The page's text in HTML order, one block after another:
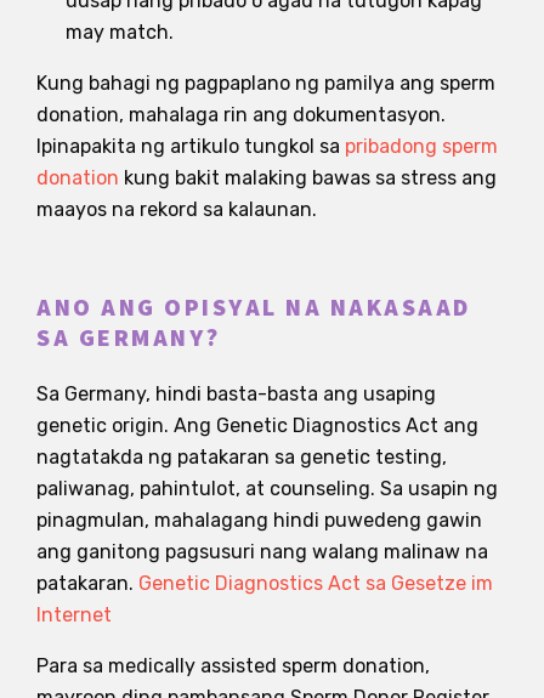
may match.
Kung bahagi ng pagpaplano ng pamilya ang sperm
donation, mahalaga rin ang dokumentasyon.
Ipinapakita ng artikulo tungkol sa pribadong sperm
donation kung bakit malaking bawas sa stress ang
maayos na rekord sa kalaunan.
ANO ANG OPISYAL NA NAKASAAD
SA GERMANY?
Sa Germany, hindi basta-basta ang usaping
genetic origin. Ang Genetic Diagnostics Act ang
nagtatakda ng patakaran sa genetic testing,
paliwanag, pahintulot, at counseling. Sa usapin ng
pinagmulan, mahalagang hindi puwedeng gawin
ang ganitong pagsusuri nang walang malinaw na
patakaran. Genetic Diagnostics Act sa Gesetze im
Internet
Para sa medically assisted sperm donation,